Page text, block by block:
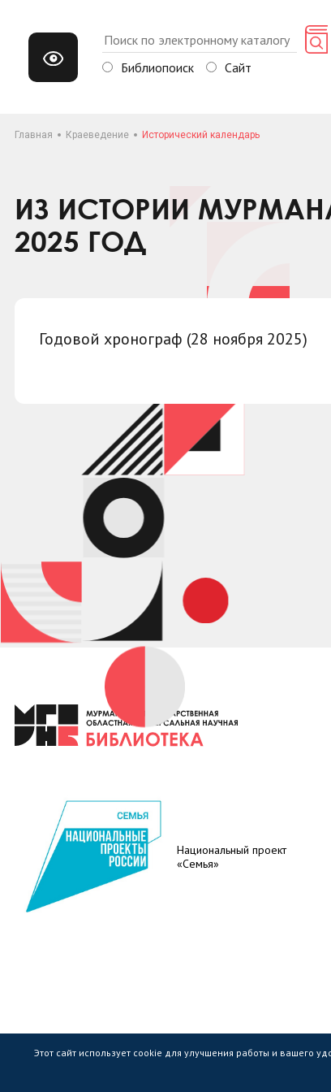
Библиопоиск Сайт
Главная Краеведение Исторический календарь
ИЗ ИСТОРИИ
2025 ГОД
Годовой хронограф (28 ноября 2025)
Национальный проект
«Семья»
Государственное областное
Этот сайт использует cookie для улучшения работы и вашего